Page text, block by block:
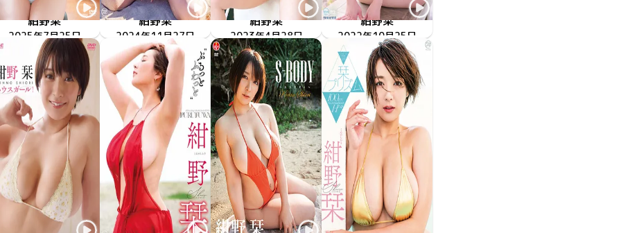
紺野栞
しおりとイチャつきたい
TSDS-42985
2025年7月25日
紺野栞
君との栞
MMR-AZ471
2024年11月27日
紺野栞
シオリンク
SBVD-0519
2023年4月28日
紺野栞
フラチなHかっぷ
OME-460
2022年10月25日